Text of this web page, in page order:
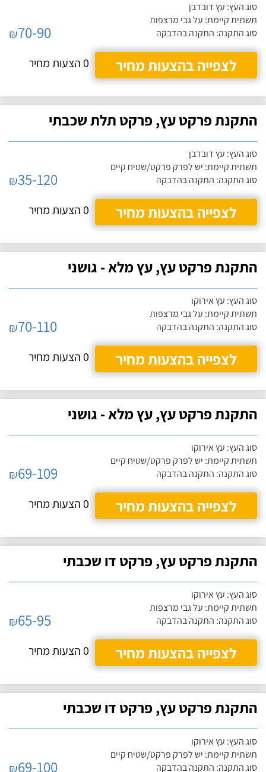
סוג העץ: עץ דובדבן
תשתית קיימת: על גבי מרצפות
סוג התקנה: התקנה בהדבקה
₪70-90
לצפייה בהצעות מחיר
0 הצעות מחיר
התקנת פרקט עץ, פרקט תלת שכבתי
סוג העץ: עץ דובדבן
תשתית קיימת: יש לפרק פרקט/שטיח קיים
סוג התקנה: התקנה בהדבקה
₪35-120
לצפייה בהצעות מחיר
0 הצעות מחיר
התקנת פרקט עץ, עץ מלא - גושני
סוג העץ: עץ אירוקו
תשתית קיימת: על גבי מרצפות
סוג התקנה: התקנה בהדבקה
₪70-110
לצפייה בהצעות מחיר
0 הצעות מחיר
התקנת פרקט עץ, עץ מלא - גושני
סוג העץ: עץ אירוקו
תשתית קיימת: יש לפרק פרקט/שטיח קיים
סוג התקנה: התקנה בהדבקה
₪69-109
לצפייה בהצעות מחיר
0 הצעות מחיר
התקנת פרקט עץ, פרקט דו שכבתי
סוג העץ: עץ אירוקו
תשתית קיימת: על גבי מרצפות
סוג התקנה: התקנה בהדבקה
₪65-95
לצפייה בהצעות מחיר
0 הצעות מחיר
התקנת פרקט עץ, פרקט דו שכבתי
סוג העץ: עץ אירוקו
תשתית קיימת: יש לפרק פרקט/שטיח קיים
סוג התקנה: התקנה בהדבקה
₪69-100